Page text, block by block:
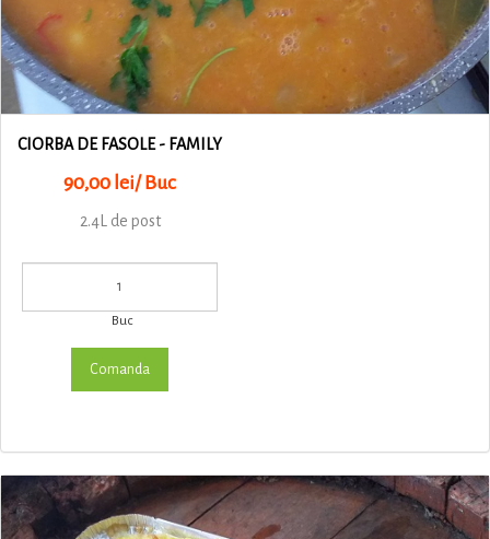
CIORBA DE FASOLE - FAMILY
90,00 lei/ Buc
2.4L de post
Buc